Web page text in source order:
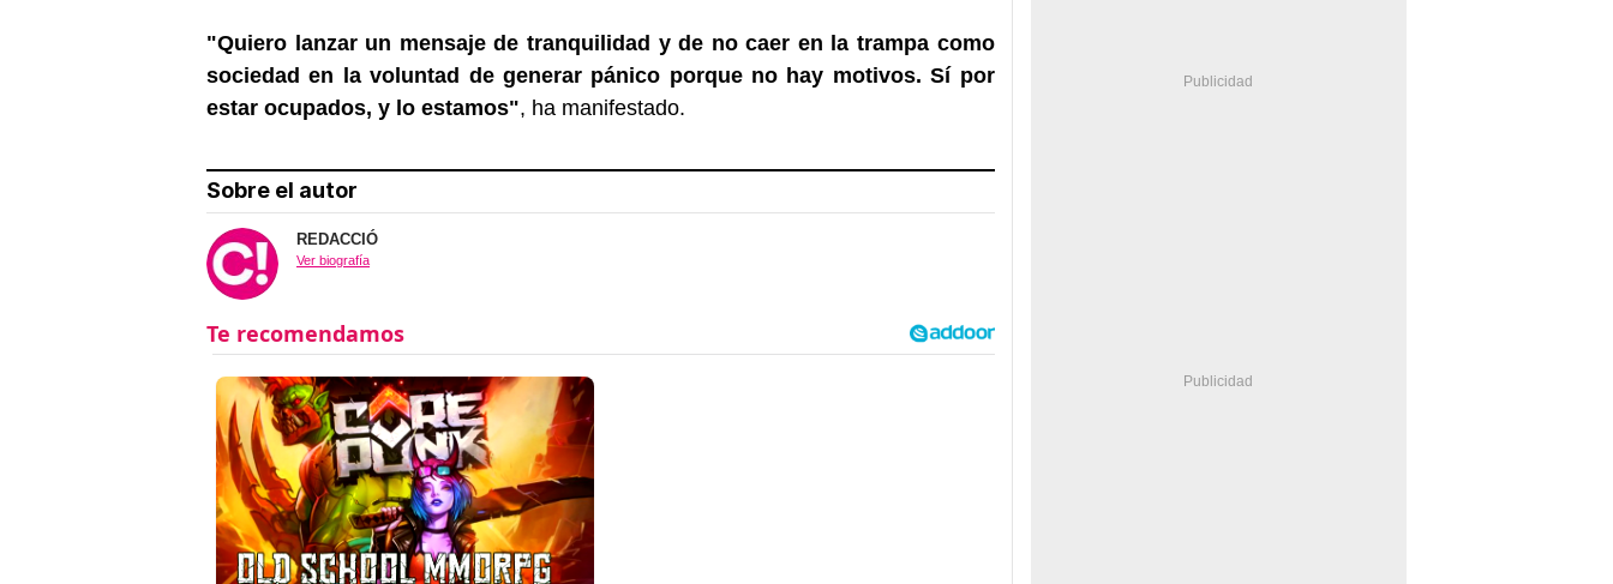
"Quiero lanzar un mensaje de tranquilidad y de no caer en la trampa como
sociedad en la voluntad de generar pánico porque no hay motivos. Sí por
estar ocupados, y lo estamos", ha manifestado.
Sobre el autor
REDACCIÓ
Ver biografía